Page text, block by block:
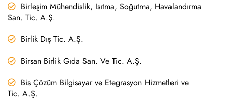
Birleşim Mühendislik, Isıtma, Soğutma, Havalandırma
San. Tic. A.Ş.
Birlik Dış Tic. A.Ş.
Birsan Birlik Gıda San. Ve Tic. A.Ş.
Bis Çözüm Bilgisayar ve Etegrasyon Hizmetleri ve
Tic. A.Ş.